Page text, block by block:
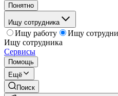
Понятно
Ищу сотрудника
Ищу работу
Ищу
Ищу сотрудника
Сервисы
Помощь
Ещё
Поиск